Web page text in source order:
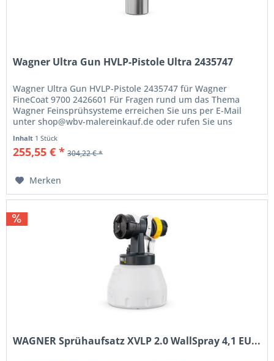
Wagner Ultra Gun HVLP-Pistole Ultra 2435747
Wagner Ultra Gun HVLP-Pistole 2435747 für Wagner
FineCoat 9700 2426601 Für Fragen rund um das Thema
Wagner Feinsprühsysteme erreichen Sie uns per E-Mail
unter shop@wbv-malereinkauf.de oder rufen Sie uns
Inhalt 1 Stück
255,55 € * 304,22 € *
Merken
WAGNER Sprühaufsatz XVLP 2.0 WallSpray 4,1 EU...